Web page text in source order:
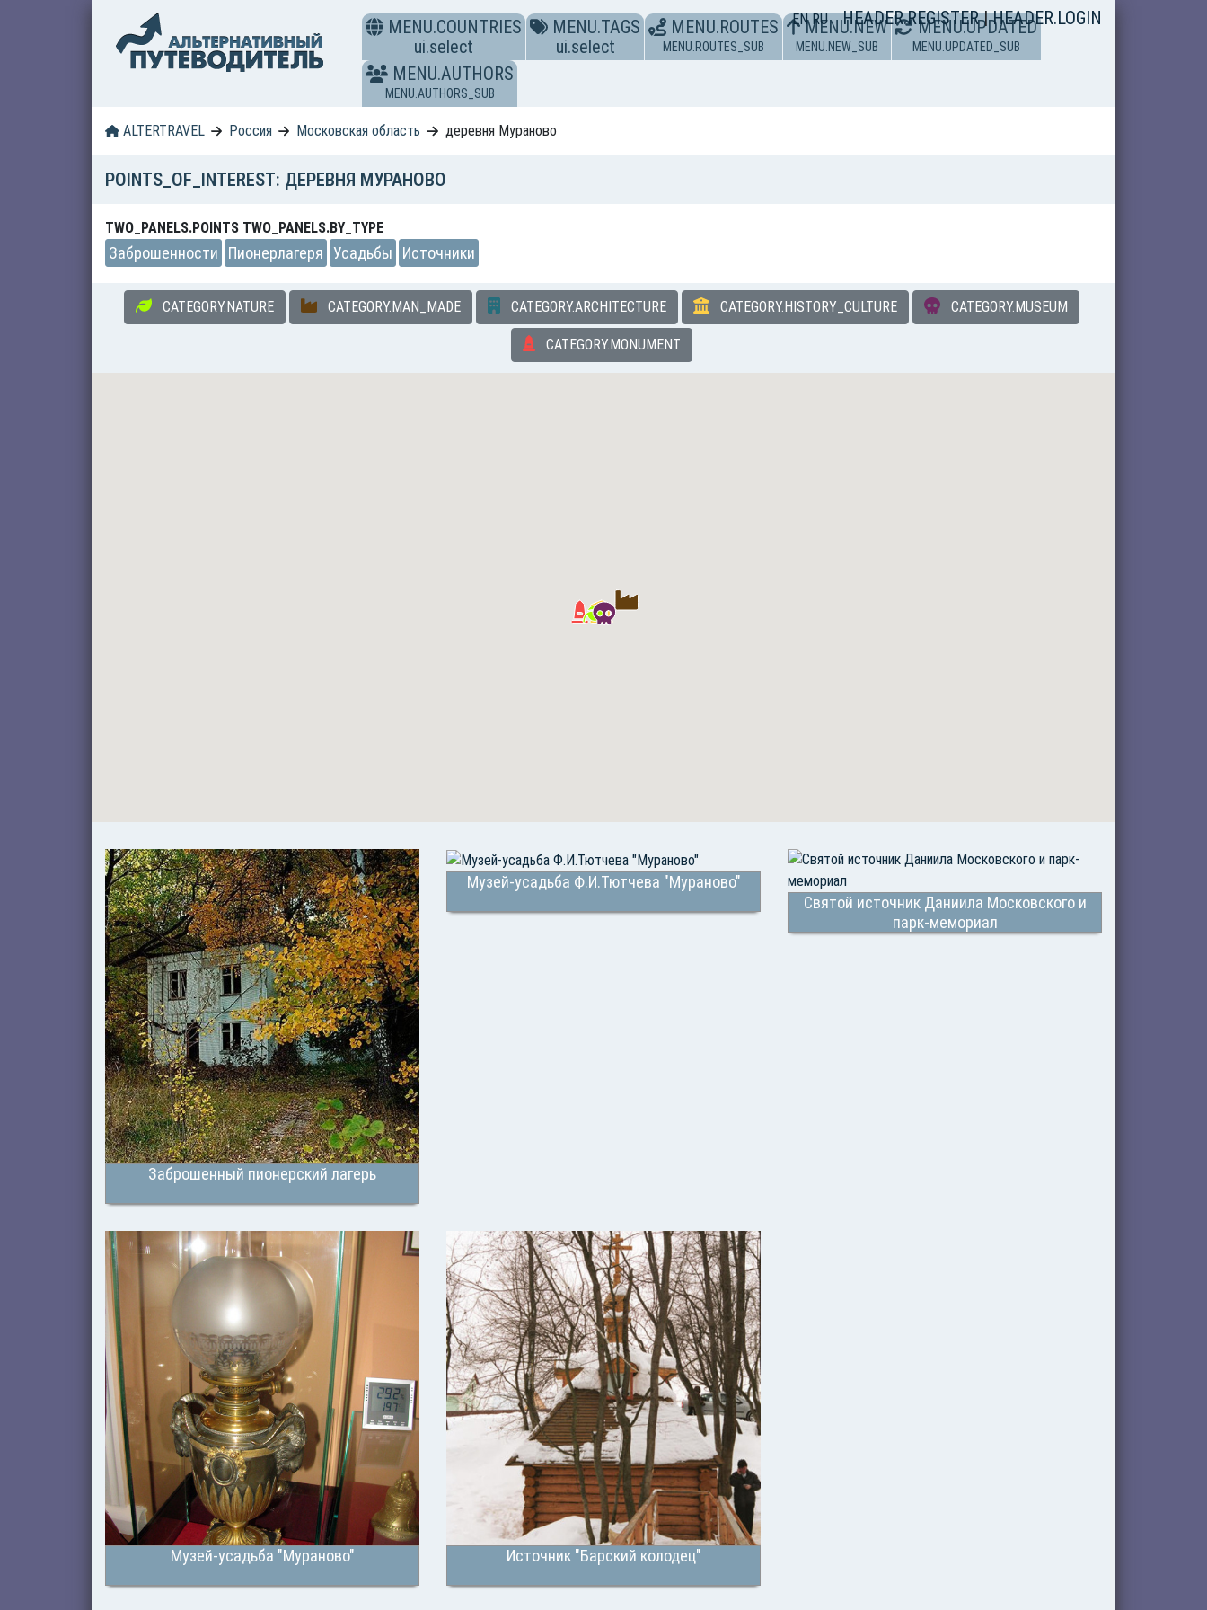
ENRU HEADER.REGISTER|HEADER.LOGIN
MENU.COUNTRIES
ui.select
MENU.TAGS
ui.select
MENU.ROUTES
MENU.ROUTES_SUB
MENU.NEW
MENU.NEW_SUB
MENU.UPDATED
MENU.UPDATED_SUB
MENU.AUTHORS
MENU.AUTHORS_SUB
ALTERTRAVEL Россия Московская область деревня Мураново
POINTS_OF_INTEREST: ДЕРЕВНЯ МУРАНОВО
TWO_PANELS.POINTS TWO_PANELS.BY_TYPE
Заброшенности Пионерлагеря Усадьбы Источники
CATEGORY.NATURE CATEGORY.MAN_MADE CATEGORY.ARCHITECTURE CATEGORY.HISTORY_CULTURE CATEGORY.MUSEUM
CATEGORY.MONUMENT
Заброшенный пионерский лагерь
Музей-усадьба Ф.И.Тютчева "Мураново"
Святой источник Даниила Московского и
парк-мемориал
Музей-усадьба "Мураново" Источник "Барский колодец"